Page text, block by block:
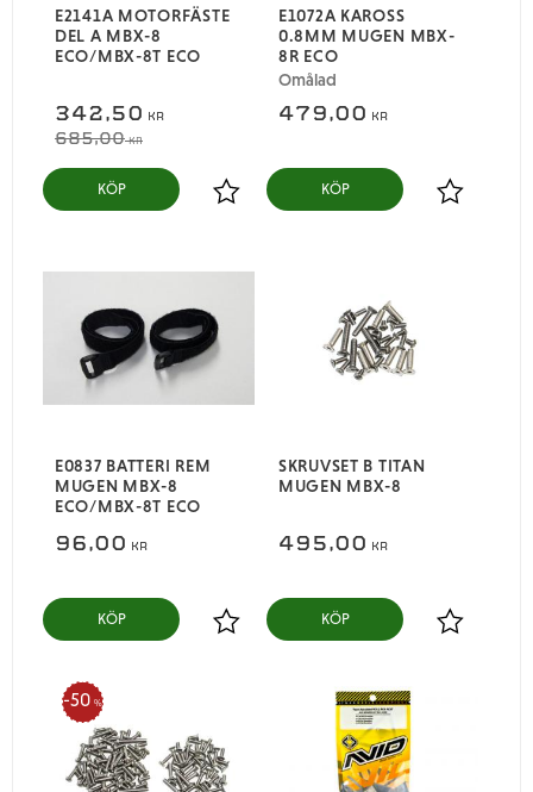
E2141A MOTORFÄSTE
DEL A MBX-8
ECO/MBX-8T ECO
342,50 KR
685,00KR
Lägg till i favoriter
KÖP
E1072A KAROSS
0.8MM MUGEN MBX-
8R ECO
Omålad
479,00 KR
Lägg till i
KÖP
E0837 BATTERI REM
MUGEN MBX-8
ECO/MBX-8T ECO
96,00 KR
Lägg till i favoriter
KÖP
SKRUVSET B TITAN
MUGEN MBX-8
495,00 KR
Lägg till i
KÖP
50 %